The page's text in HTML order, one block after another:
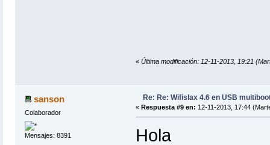
« Última modificación: 12-11-2013, 19:21
sanson
Colaborador
Mensajes: 8391
Re: Re: Wifislax 4.6 en USB
« Respuesta #9 en: 12-11-2013, 17:44
Hola